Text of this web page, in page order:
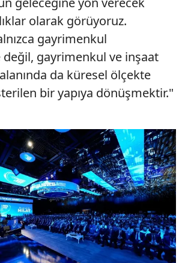
olarak görüyoruz.
gayrimenkul
gayrimenkul ve inşaat
da küresel ölçekte
bir yapıya dönüşmektir."